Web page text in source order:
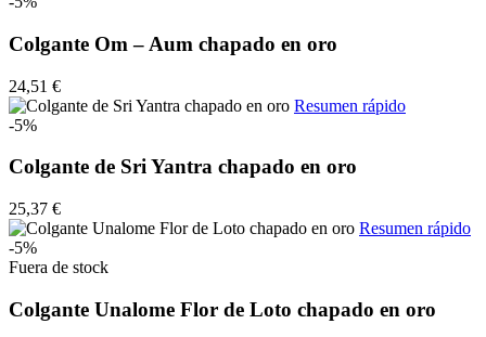
Colgante Om – Aum chapado en oro
24,51 €
Resumen rápido
-5%
Colgante de Sri Yantra chapado en oro
25,37 €
Resumen rápido
-5%
Fuera de stock
Colgante Unalome Flor de Loto chapado en oro